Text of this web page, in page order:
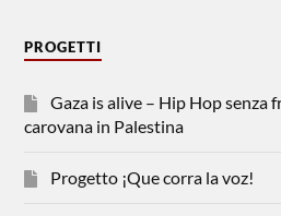
PROGETTI
Gaza is alive – Hip Hop senza
carovana in Palestina
Progetto ¡Que corra la voz!